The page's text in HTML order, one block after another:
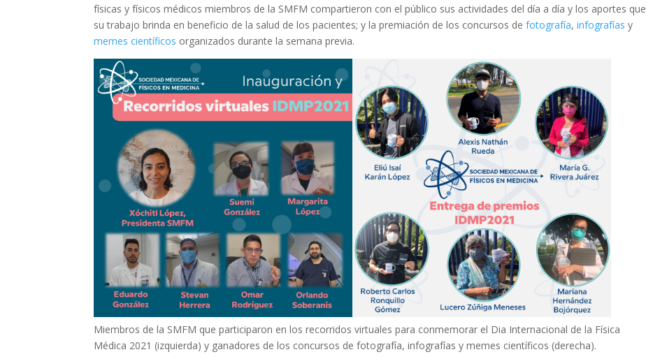
físicas y físicos médicos miembros de la SMFM compartieron con el público sus actividades del día a día y los aportes que
su trabajo brinda en beneficio de la salud de los pacientes; y la premiación de los concursos defotografía,infografías y
memes científicos organizados durante la semana previa.
Miembros de la SMFM que participaron en los recorridos virtuales para conmemorar el Dia Internacional de la Física
Médica 2021 (izquierda) y ganadores de los concursos de fotografía, infografías y memes científicos (derecha).